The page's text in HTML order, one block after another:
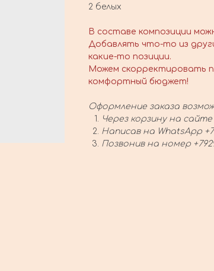
2 белых
В составе композиции
Добавлять что-то из
какие-то позиции.
Можем скорректировать
комфортный бюджет!
Оформление заказа
Через корзину на сайте
Написав на WhatsApp
Позвонив на номер